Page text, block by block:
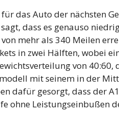
das Auto der nächsten
dass es genauso
von mehr als 340 Meilen
in zwei Hälften, wobei
von
mit seinem in der
dafür gesorgt, dass der
ohne Leistungseinbußen